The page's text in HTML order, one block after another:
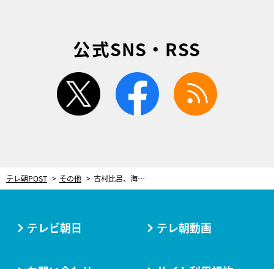
公式SNS・RSS
twitter facebook
テレ朝POST その他 古村比呂、海外ロケ前日に発覚した“がんの疑い”。お風呂で涙…シングルマザーとして「どうなっちゃうんだろう」
テレビ朝日 テレ朝動画